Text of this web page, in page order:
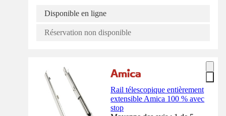
Disponible en ligne
Réservation non disponible
Rail télescopique entièrement
extensible Amica 100 % avec
stop